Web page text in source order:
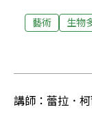
藝術 生物
講師：蕾拉．